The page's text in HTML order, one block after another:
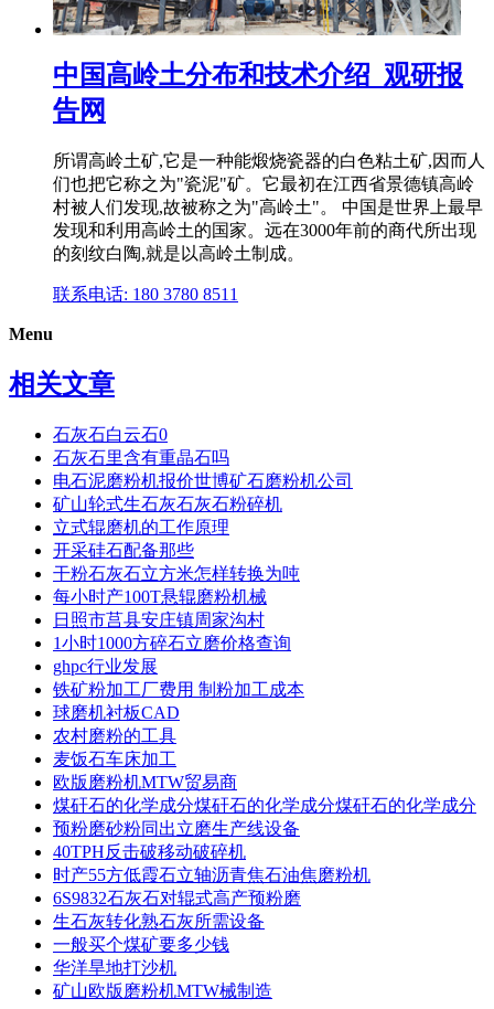
中国高岭土分布和技术介绍_观研报
告网
所谓高岭土矿,它是一种能煅烧瓷器的白色粘土矿,因而人
们也把它称之为"瓷泥"矿。它最初在江西省景德镇高岭
村被人们发现,故被称之为"高岭土"。 中国是世界上最早
发现和利用高岭土的国家。远在3000年前的商代所出现
的刻纹白陶,就是以高岭土制成。
联系电话: 180 3780 8511
Menu
相关文章
石灰石白云石0
石灰石里含有重晶石吗
电石泥磨粉机报价世博矿石磨粉机公司
矿山轮式生石灰石灰石粉碎机
立式辊磨机的工作原理
开采硅石配备那些
干粉石灰石立方米怎样转换为吨
每小时产100T悬辊磨粉机械
日照市莒县安庄镇周家沟村
1小时1000方碎石立磨价格查询
ghpc行业发展
铁矿粉加工厂费用 制粉加工成本
球磨机衬板CAD
农村磨粉的工具
麦饭石车床加工
欧版磨粉机MTW贸易商
煤矸石的化学成分煤矸石的化学成分煤矸石的化学成分
预粉磨砂粉同出立磨生产线设备
40TPH反击破移动破碎机
时产55方低霞石立轴沥青焦石油焦磨粉机
6S9832石灰石对辊式高产预粉磨
生石灰转化熟石灰所需设备
一般买个煤矿要多少钱
华洋旱地打沙机
矿山欧版磨粉机MTW械制造